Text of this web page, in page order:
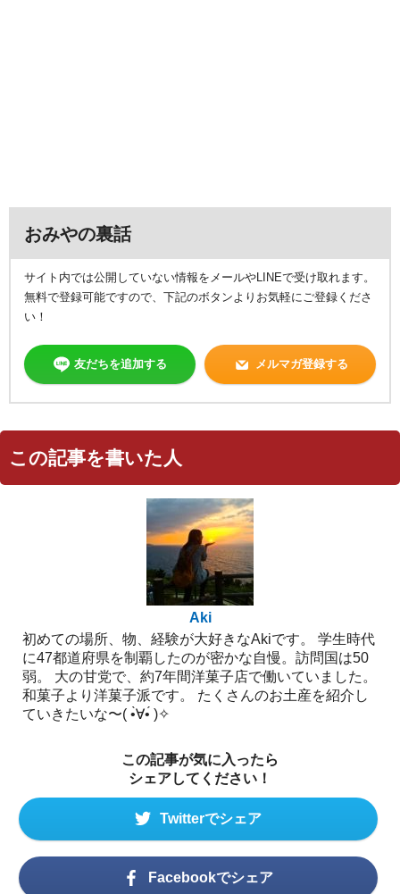
おみやの裏話
サイト内では公開していない情報をメールやLINEで受け取れます。
無料で登録可能ですので、下記のボタンよりお気軽にご登録くださ
い！
友だちを追加する メルマガ登録する
この記事を書いた人
Aki
初めての場所、物、経験が大好きなAkiです。 学生時代
に47都道府県を制覇したのが密かな自慢。訪問国は50
弱。 大の甘党で、約7年間洋菓子店で働いていました。
和菓子より洋菓子派です。 たくさんのお土産を紹介し
ていきたいな〜( •̀∀︎•́ )✧︎
この記事が気に入ったら
シェアしてください！
Twitterでシェア
Facebookでシェア